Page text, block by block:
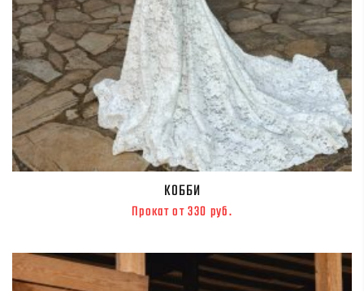
КОББИ
Прокат от 330 руб.